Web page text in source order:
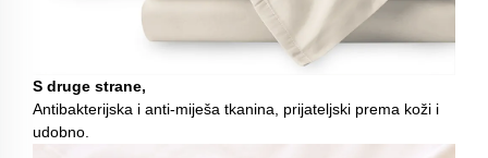
S druge strane,
Antibakterijska i anti-miješa tkanina, prijateljski prema koži i
udobno.